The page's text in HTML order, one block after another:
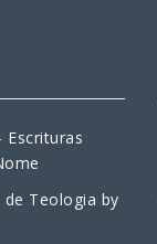
Escrituras
de Teologia by